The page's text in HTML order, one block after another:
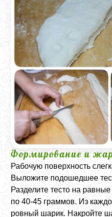
Формирование и
Рабочую поверхность
Выложите подошедшее
Разделите тесто на
по 40-45 граммов. Из
ровный шарик. Накройте